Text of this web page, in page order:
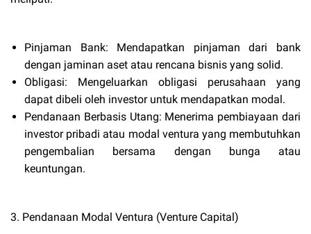
Pinjaman Bank: Mendapatkan pinjaman dari bank
dengan jaminan aset atau rencana bisnis yang solid.
Obligasi: Mengeluarkan obligasi perusahaan yang
dapat dibeli oleh investor untuk mendapatkan modal.
Pendanaan Berbasis Utang: Menerima pembiayaan dari
investor pribadi atau modal ventura yang membutuhkan
pengembalian bersama dengan bunga atau
keuntungan.
3. Pendanaan Modal Ventura (Venture Capital)